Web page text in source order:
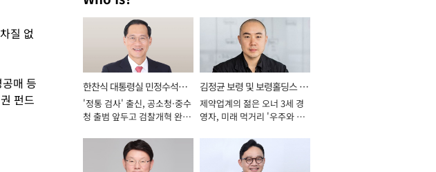
질 없
매 등
펀드
한찬식 대통령실 민정수석비
서관
'정통 검사' 출신, 공소청·중수
청 출범 앞두고 검찰개혁 완수
김정균 보령 및 보령홀딩스 대
표이사 사장
제약업계의 젊은 오너 3세 경
영자, 미래 먹거리 '우주와 헬